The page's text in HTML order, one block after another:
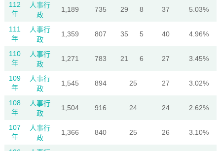
112
年
人事行
政
1,189 735 29 8 37 5.03%
111
年
人事行
政
1,359 807 35 5 40 4.96%
110
年
人事行
政
1,271 783 21 6 27 3.45%
109
年
人事行
政
1,545 894 25 27 3.02%
108
年
人事行
政
1,504 916 24 24 2.62%
107
年
人事行
政
1,366 840 25 26 3.10%